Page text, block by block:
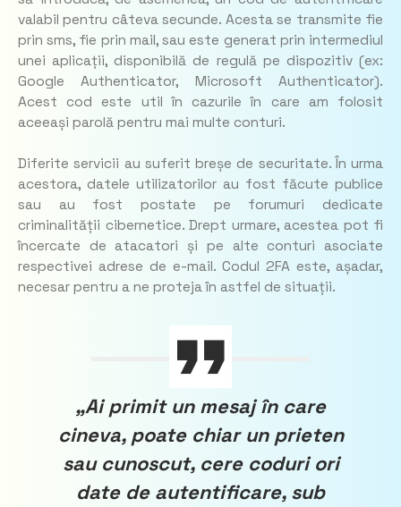
valabil pentru câteva secunde. Acesta se transmite fie
prin sms, fie prin mail, sau este generat prin intermediul
unei aplicații, disponibilă de regulă pe dispozitiv (ex:
Google Authenticator, Microsoft Authenticator).
Acest cod este util în cazurile în care am folosit
aceeași parolă pentru mai multe conturi.
Diferite servicii au suferit breșe de securitate. În urma
acestora, datele utilizatorilor au fost făcute publice
sau au fost postate pe forumuri dedicate
criminalității cibernetice. Drept urmare, acestea pot fi
încercate de atacatori și pe alte conturi asociate
respectivei adrese de e-mail. Codul 2FA este, așadar,
necesar pentru a ne proteja în astfel de situații.
„Ai primit un mesaj în care
cineva, poate chiar un prieten
sau cunoscut, cere coduri ori
date de autentificare, sub